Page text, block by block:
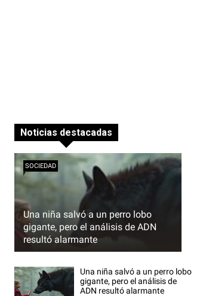
Noticias destacadas
Una niña salvó a un perro lobo
gigante, pero el análisis de ADN
resultó alarmante
SOCIEDAD
Una niña salvó a un perro lobo
gigante, pero el análisis de
ADN resultó alarmante